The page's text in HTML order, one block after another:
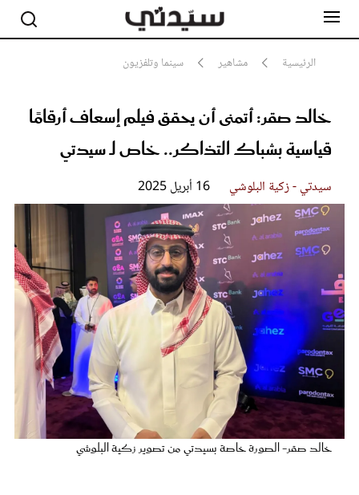
الرئيسية مشاهير سينما وتلفزيون
خالد صقر: أتمنى أن يحقق فيلم إسعاف أرقامًا
قياسية بشباك التذاكر.. خاص لـ سيدتي
سيدتي - زكية البلوشي 16 أبريل 2025
خالد صقر- الصورة خاصة بسيدتي من تصوير زكية البلوشي
مشاهير
جمال
سيدتي وطفلك
لايف ستايل
بلس+
مطبخ سيدتي
مقالات الرأي
ستايل
تقارير
عروس سيدتي